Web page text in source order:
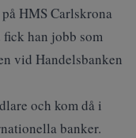
HMS Carlskrona
han jobb som
vid Handelsbanken
och kom då i
banker.